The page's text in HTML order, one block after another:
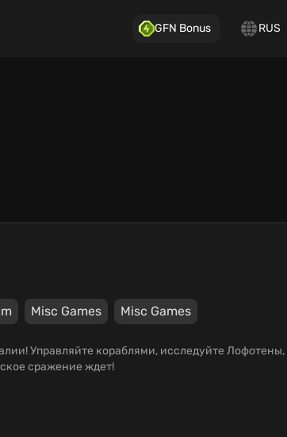
GFN Bonus RUS
Misc Games Misc Games
Управляйте кораблями, исследуйте Лофотены,
сражение ждет!